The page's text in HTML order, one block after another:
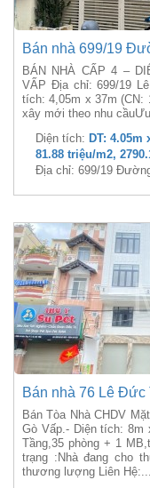
Bán nhà 699/19
BÁN NHÀ CẤP 4 –
VẤP Địa chỉ: 699/19
tích: 4,05m x 37m (CN:
xây mới theo nhu
Diện tích: DT: 4.05m
81.88 triệu/m2,
Địa chỉ: 699/19
Bán nhà 76 Lê
Bán Tòa Nhà CHDV
Gò Vấp.- Diện tích: 8m
Tầng,35 phòng + 1
trạng :Nhà đang cho
thương lượng Liên Hệ:...